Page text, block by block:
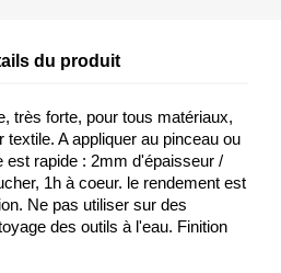
du produit
très forte, pour tous matériaux,
A appliquer au pinceau ou
est rapide : 2mm d'épaisseur /
1h à coeur. le rendement est
Ne pas utiliser sur des
des outils à l'eau. Finition